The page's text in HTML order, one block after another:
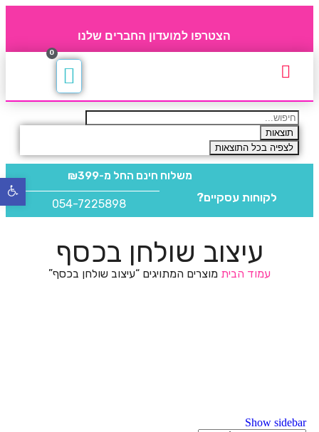
הצטרפו למועדון החברים שלנו
0
תוצאות
לצפיה בכל התוצאות
משלוח חינם החל מ-₪399
לקוחות עסקיים? 054-7225898
עיצוב שולחן בכסף
עמוד הבית מוצרים המתויגים “עיצוב שולחן בכסף”
Show sidebar
פתח